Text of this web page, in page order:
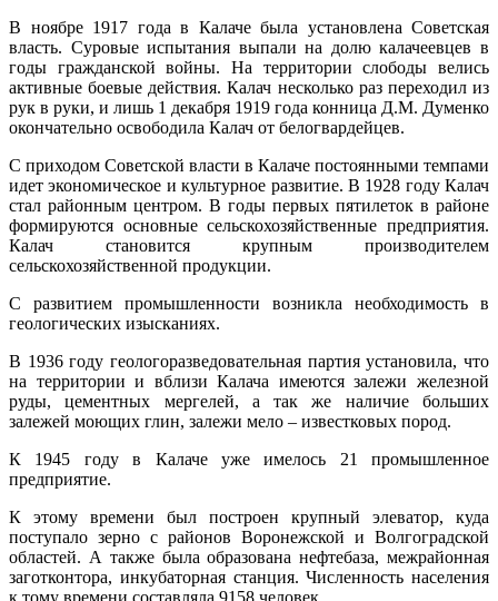
В ноябре 1917 года в Калаче была установлена Советская
власть. Суровые испытания выпали на долю калачеевцев в
годы гражданской войны. На территории слободы велись
активные боевые действия. Калач несколько раз переходил из
рук в руки, и лишь 1 декабря 1919 года конница Д.М. Думенко
окончательно освободила Калач от белогвардейцев.
С приходом Советской власти в Калаче постоянными темпами
идет экономическое и культурное развитие. В 1928 году Калач
стал районным центром. В годы первых пятилеток в районе
формируются основные сельскохозяйственные предприятия.
Калач становится крупным производителем
сельскохозяйственной продукции.
С развитием промышленности возникла необходимость в
геологических изысканиях.
В 1936 году геологоразведовательная партия установила, что
на территории и вблизи Калача имеются залежи железной
руды, цементных мергелей, а так же наличие больших
залежей моющих глин, залежи мело – известковых пород.
К 1945 году в Калаче уже имелось 21 промышленное
предприятие.
К этому времени был построен крупный элеватор, куда
поступало зерно с районов Воронежской и Волгоградской
областей. А также была образована нефтебаза, межрайонная
заготконтора, инкубаторная станция. Численность населения
к тому времени составляла 9158 человек.